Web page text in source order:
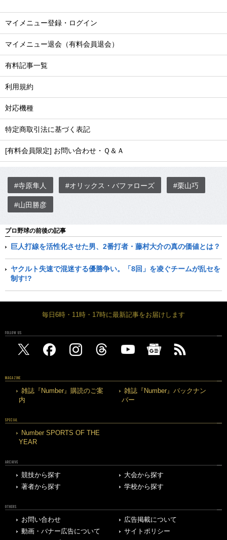
マイメニュー登録・ログイン
マイメニュー退会（有料会員退会）
有料記事一覧
利用規約
対応機種
特定商取引法に基づく表記
[有料会員限定] お問い合わせ・Ｑ＆Ａ
#寺原隼人 #オリックス・バファローズ #栗山巧
#山田勝彦
プロ野球の前後の記事
巨人打線を活性化させた男、2番打者・藤村大介の真の価値とは？
ヤクルト失速で混迷する優勝争い。「8回」を凌ぐチームが乱セを
制す!?
毎日6時・11時・17時に最新記事をお届けします
FOLLOW US
MAGAZINE
雑誌『Number』購読のご案
内
雑誌『Number』バックナン
バー
SPECIAL
Number SPORTS OF THE
YEAR
ARCHIVE
競技から探す
大会から探す
著者から探す
学校から探す
OTHERS
お問い合わせ
広告掲載について
動画・バナー広告について
サイトポリシー